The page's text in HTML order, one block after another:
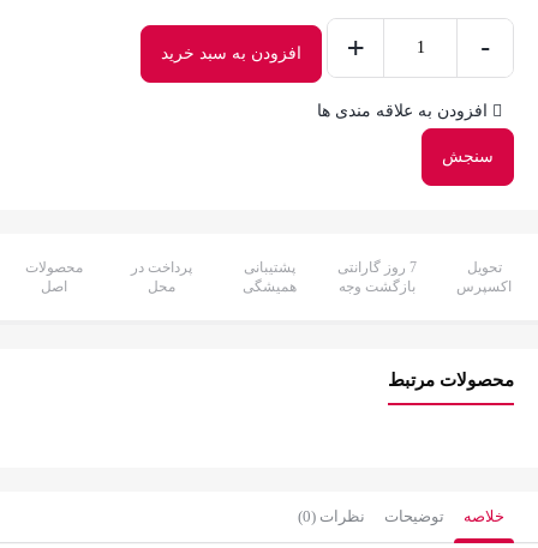
ژل
چهار
حجم
300
-
+ افزودن به سبد خرید
افزودن به علاقه مندی ها
سنجش
تحویل
اکسپرس
7 روز گارانتی
بازگشت وجه
پشتیبانی
همیشگی
پرداخت در
محل
محصولات
اصل
محصولات مرتبط
خلاصه توضیحات نظرات (0)